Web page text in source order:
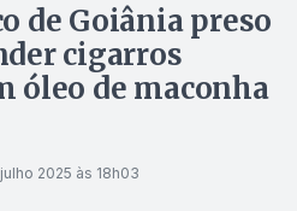
de Goiânia preso
cigarros
óleo de maconha
2025 às 18h03